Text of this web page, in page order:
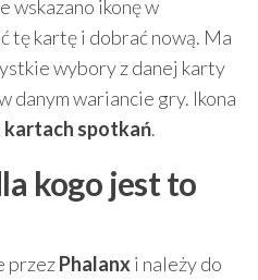
wskazano ikonę w
tę kartę i dobrać nową. Ma
wybory z danej karty
danym wariancie gry. Ikona
kartach spotkań.
kogo jest to
przezPhalanx i należy do